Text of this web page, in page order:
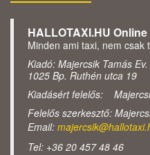
HALLOTAXI.HU
Minden ami taxi, nem csak
Kiadó: Majercsik Tamás Ev.
1025 Bp. Ruthén utca 19
Kiadásért felelős:
Felelős szerkesztő:
Email:
Tel: +36 20 457 48 46